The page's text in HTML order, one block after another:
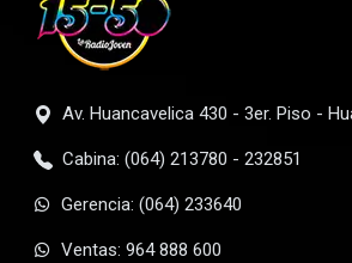
Av. Huancavelica 430 - 3er. Piso -
Cabina: (064) 213780 - 232851
Gerencia: (064) 233640
Ventas: 964 888 600